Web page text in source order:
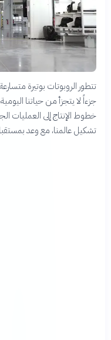
تتطور الروبوتات بوتيرة
جزءاً لا يتجزأ من حياتنا
خطوط الإنتاج إلى العمليات
تشكيل عالمنا، مع وعد بمستقبل